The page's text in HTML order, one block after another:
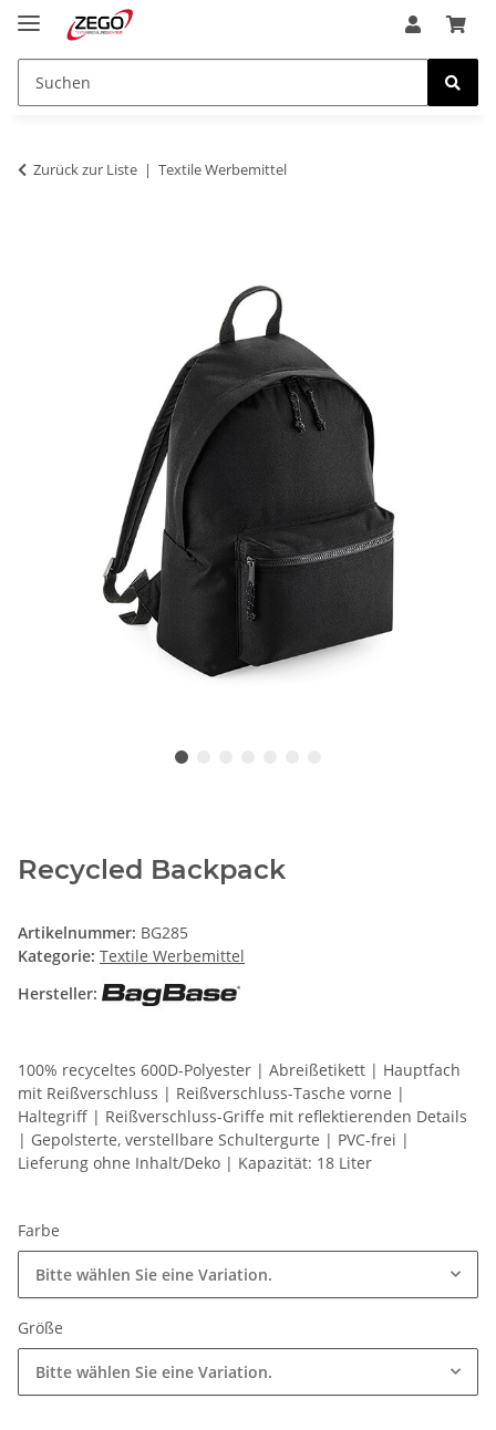
Zurück zur Liste Textile Werbemittel
Recycled Backpack
Artikelnummer: BG285
Kategorie: Textile Werbemittel
Hersteller:
100% recyceltes 600D-Polyester | Abreißetikett | Hauptfach
mit Reißverschluss | Reißverschluss-Tasche vorne |
Haltegriff | Reißverschluss-Griffe mit reflektierenden Details
| Gepolsterte, verstellbare Schultergurte | PVC-frei |
Lieferung ohne Inhalt/Deko | Kapazität: 18 Liter
Farbe
Bitte wählen Sie eine Variation.
Größe
Bitte wählen Sie eine Variation.